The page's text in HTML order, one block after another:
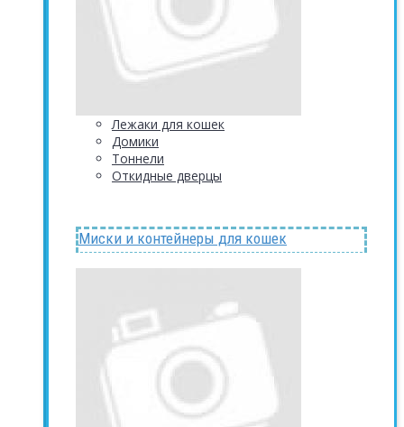
Лежаки для кошек
Домики
Тоннели
Откидные дверцы
Миски и контейнеры для кошек